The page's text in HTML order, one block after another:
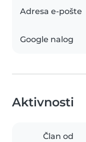
Adresa e-pošte
Google nalog
Aktivnosti
Član od